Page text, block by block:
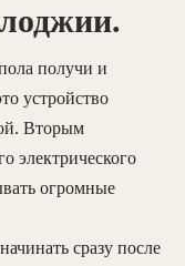
получи и
устройство
Вторым
электрического
огромные
сразу после